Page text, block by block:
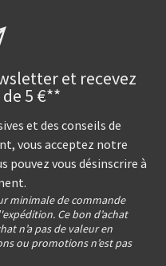
et recevez
5 €**
et des conseils de
vous acceptez notre
pouvez vous désinscrire à
minimale de commande
Ce bon d’achat
n’a pas de valeur en
ou promotions n’est pas